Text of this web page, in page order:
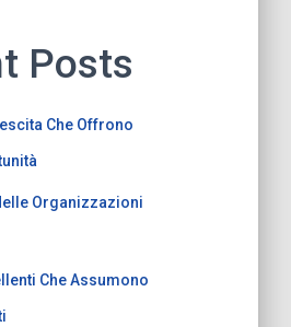
Posts
Che Offrono
Organizzazioni
Che Assumono